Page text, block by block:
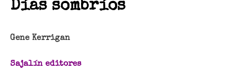
Días sombríos
Gene Kerrigan
Sajalín editores